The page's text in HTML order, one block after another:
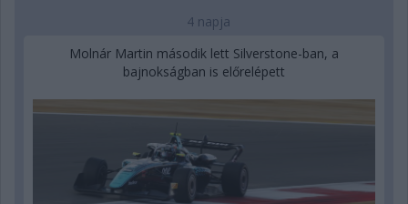
4 napja
Molnár Martin második lett Silverstone-ban, a
bajnokságban is előrelépett